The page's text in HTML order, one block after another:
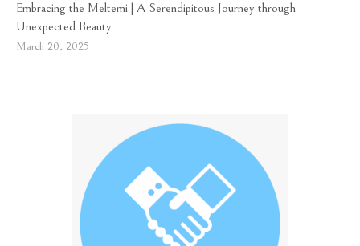
Embracing the Meltemi | A Serendipitous Journey through
Unexpected Beauty
March 20, 2025